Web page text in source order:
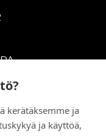
kerätäksemme ja
ja käyttöä,